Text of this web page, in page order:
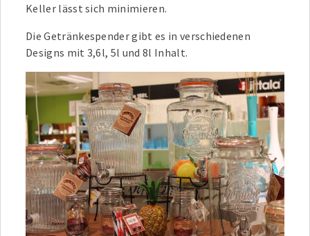
Keller lässt sich minimieren.
Die Getränkespender gibt es in verschiedenen
Designs mit 3,6l, 5l und 8l Inhalt.